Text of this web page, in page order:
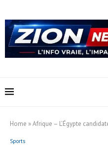
Home »Afrique – L’Égypte
Sports